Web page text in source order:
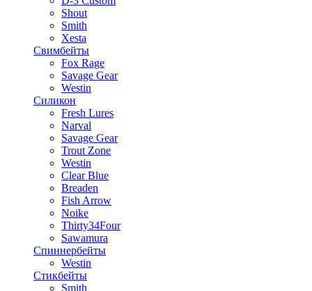
Shout
Smith
Xesta
Свимбейты
Fox Rage
Savage Gear
Westin
Силикон
Fresh Lures
Narval
Savage Gear
Trout Zone
Westin
Clear Blue
Breaden
Fish Arrow
Noike
Thirty34Four
Sawamura
Спиннербейты
Westin
Стикбейты
Smith